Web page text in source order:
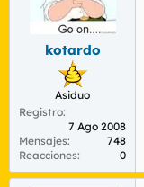
kotardo
Asiduo
Registro
7 Ago 2008
Mensajes
748
Reacciones
0